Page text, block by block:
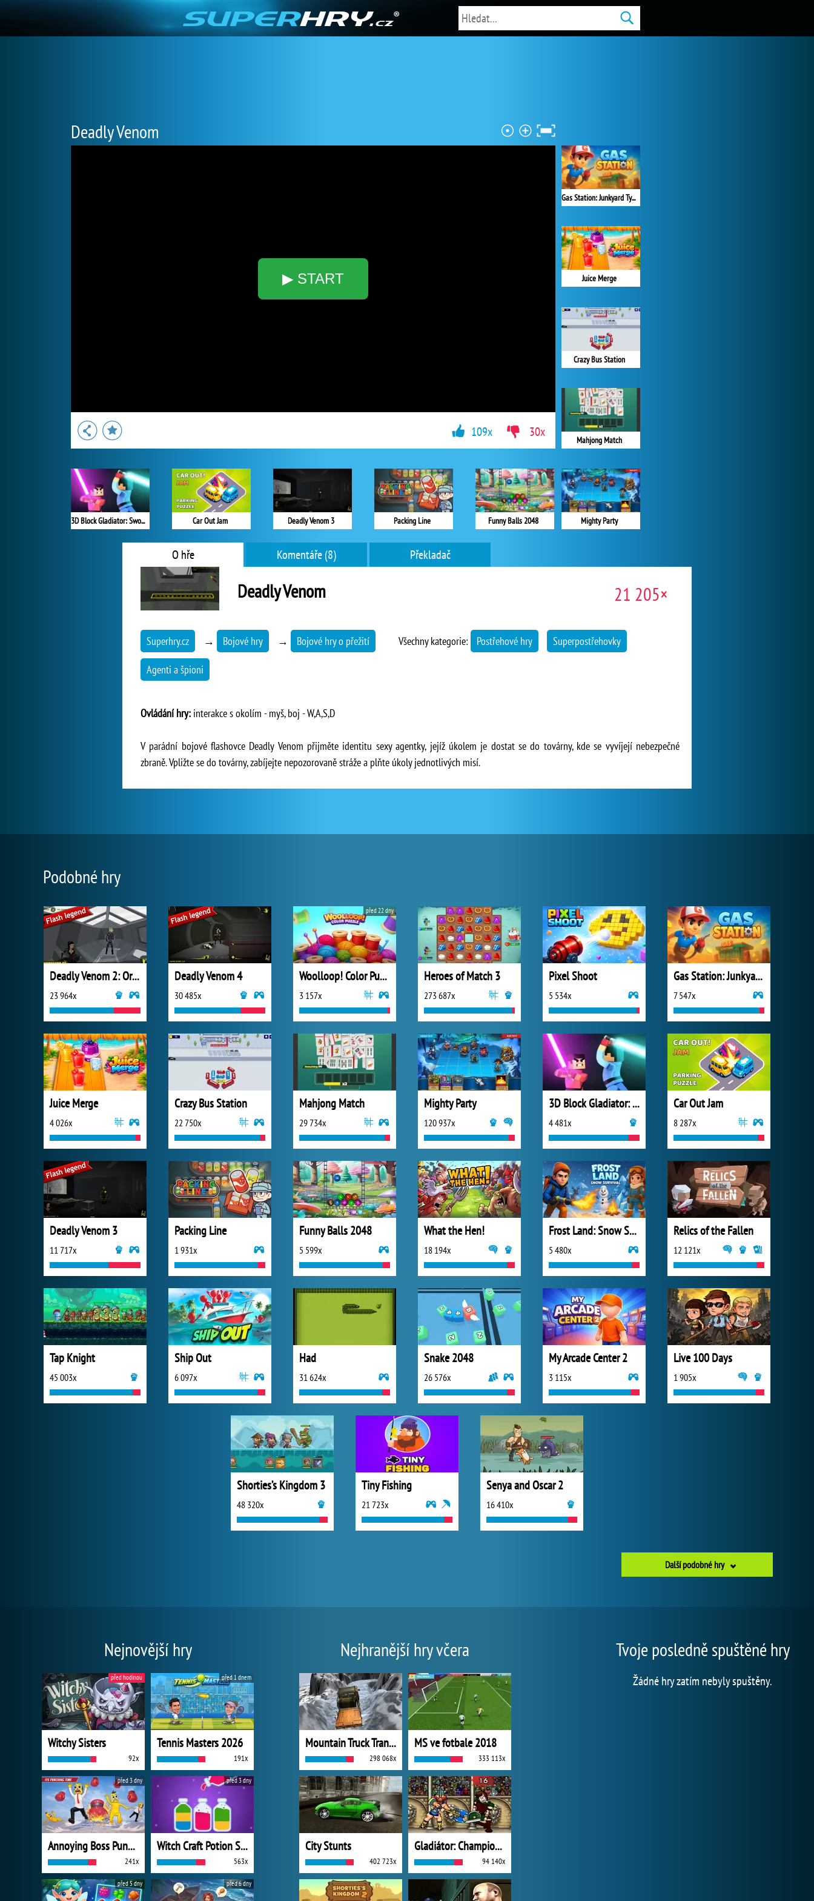
Deadly Venom
▶ START
Gas Station: Junkyard Tycoon
Juice Merge
Crazy Bus Station
Mahjong Match
Mighty Party
3D Block Gladiator: Sword Draw Car Out Jam Deadly Venom 3 Packing Line Funny Balls 2048
109x 30x
O hře Komentáře (8) Překladač
Deadly Venom 21 205×
Superhry.cz → Bojové hry → Bojové hry o přežití Všechny kategorie: Postřehové hry Superpostřehovky
Agenti a špioni
Ovládání hry: interakce s okolím - myš, boj - W,A,S,D
V parádní bojové flashovce Deadly Venom přijměte identitu sexy agentky, jejíž úkolem je dostat se do továrny, kde se vyvíjejí nebezpečné
zbraně. Vpližte se do továrny, zabíjejte nepozorovaně stráže a plňte úkoly jednotlivých misí.
Podobné hry
Deadly Venom 2: Origins
23 964x
Deadly Venom 4
30 485x
Woolloop! Color Puzzle
3 157x
před 22 dny
Heroes of Match 3
273 687x
Pixel Shoot
5 534x
Gas Station: Junkyard Tycoon
7 547x
Juice Merge
4 026x
Crazy Bus Station
22 750x
Mahjong Match
29 734x
Mighty Party
120 937x
3D Block Gladiator: Sword Draw
4 481x
Car Out Jam
8 287x
Deadly Venom 3
11 717x
Packing Line
1 931x
Funny Balls 2048
5 599x
What the Hen!
18 194x
Frost Land: Snow Survival
5 480x
Relics of the Fallen
12 121x
Tap Knight
45 003x
Ship Out
6 097x
Had
31 624x
Snake 2048
26 576x
My Arcade Center 2
3 115x
Live 100 Days
1 905x
Shorties’s Kingdom 3
48 320x
Tiny Fishing
21 723x
Senya and Oscar 2
16 410x
Další podobné hry
Nejnovější hry
Witchy Sisters
92x
před hodinou
Tennis Masters 2026
191x
před 1 dnem
Annoying Boss Punch Game
241x
před 3 dny
Witch Craft Potion Sort
563x
před 3 dny
před 5 dny před 6 dny
Nejhranější hry včera
Mountain Truck Transport
298 068x
MS ve fotbale 2018
333 113x
City Stunts
402 723x
Gladiátor: Champions Sprint
94 140x
Tvoje posledně spuštěné hry
Žádné hry zatím nebyly spuštěny.